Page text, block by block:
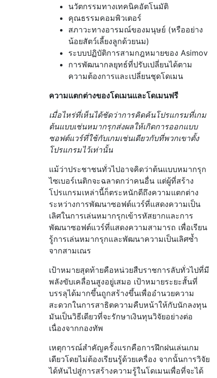
นวัตกรรมทางเทคนิคอัตโนมัติ
คุณธรรมคอมพิวเตอร์
สภาวะทางอารมณ์ของมนุษย์ (หรืออย่าง
น้อยสัตว์เลี้ยงลูกด้วยนม)
ระบบปฏิบัติการสามกฎหมายของ Asimov
การพัฒนากลยุทธ์ที่ปรับเปลี่ยนได้ตาม
ความต้องการและเปลี่ยนชุดโดเมน
ความแตกต่างของโดเมนและโดเมนฟรี
เมื่อไหร่ที่เห็นได้ชัดว่าการคิดค้นโปรแกรมที่เกม
ต้นแบบเช่นหมากรุกส่งผลให้เกิดการออกแบบ
ซอฟต์แวร์ที่ใช้กับเกมเช่นเดียวกับที่พวกเขาตั้ง
โปรแกรมไว้เท่านั้น
แม้ว่าประชาชนทั่วไปอาจคิดว่าต้นแบบหมากรุก
ไซเบอร์เนติกจะฉลาดกว่าคนอื่น แต่ผู้ที่สร้าง
โปรแกรมเหล่านี้ก็ตระหนักดีถึงความแตกต่าง
ระหว่างการพัฒนาซอฟต์แวร์ที่แสดงความเป็น
เลิศในการเล่นหมากรุกเข้ารหัสยากและการ
พัฒนาซอฟต์แวร์ที่แสดงความสามารถ เพื่อเรียน
รู้การเล่นหมากรุกและพัฒนาความเป็นเลิศซ้ำ
จากสามเณร
เป้าหมายสุดท้ายคือหน่วยสืบราชการลับทั่วไปที่มี
พลังขับเคลื่อนสูงอยู่เสมอ เป้าหมายระยะสั้นที่
บรรลุได้มากขึ้นถูกสร้างขึ้นเพื่ออำนวยความ
สะดวกในการสาธิตความคืบหน้าให้กับนักลงทุน
มันเป็นวิธีเดียวที่จะรักษาเงินทุนวิจัยอย่างต่อ
เนื่องจากกองทัพ
เหตุการณ์สำคัญครั้งแรกคือการฝึกฝนเล่นเกม
เดียวโดยไม่ต้องเรียนรู้ด้วยเครื่อง จากนั้นการวิจัย
ได้หันไปสู่การสร้างความรู้ในโดเมนเพื่อที่จะได้